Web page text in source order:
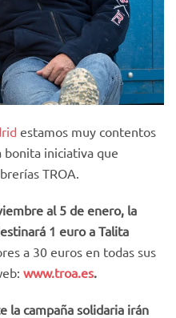
estamos muy contentos
bonita iniciativa que
TROA.
al 5 de enero, la
1 euro a Talita
a 30 euros en todas sus
www.troa.es.
la campaña solidaria irán